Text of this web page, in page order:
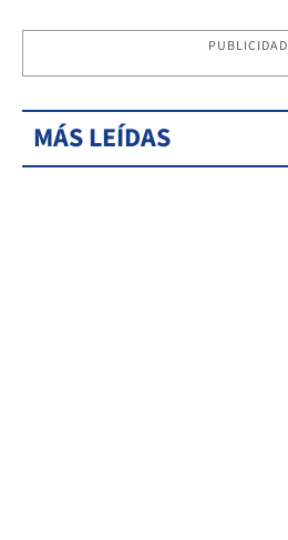
PUBLICIDAD
MÁS LEÍDAS